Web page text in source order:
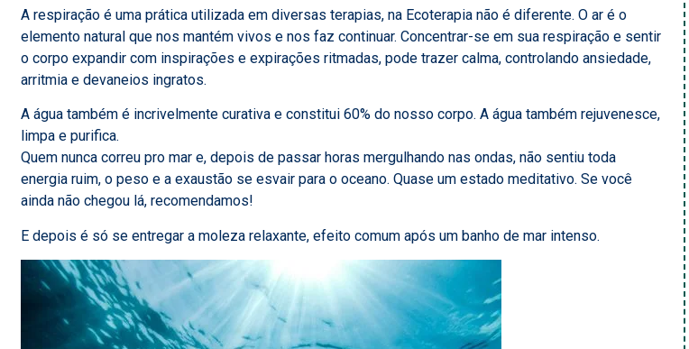
A respiração é uma prática utilizada em diversas terapias, na Ecoterapia não é diferente. O ar é o
elemento natural que nos mantém vivos e nos faz continuar. Concentrar-se em sua respiração e sentir
o corpo expandir com inspirações e expirações ritmadas, pode trazer calma, controlando ansiedade,
arritmia e devaneios ingratos.
A água também é incrivelmente curativa e constitui 60% do nosso corpo. A água também rejuvenesce,
limpa e purifica.
Quem nunca correu pro mar e, depois de passar horas mergulhando nas ondas, não sentiu toda
energia ruim, o peso e a exaustão se esvair para o oceano. Quase um estado meditativo. Se você
ainda não chegou lá, recomendamos!
E depois é só se entregar a moleza relaxante, efeito comum após um banho de mar intenso.